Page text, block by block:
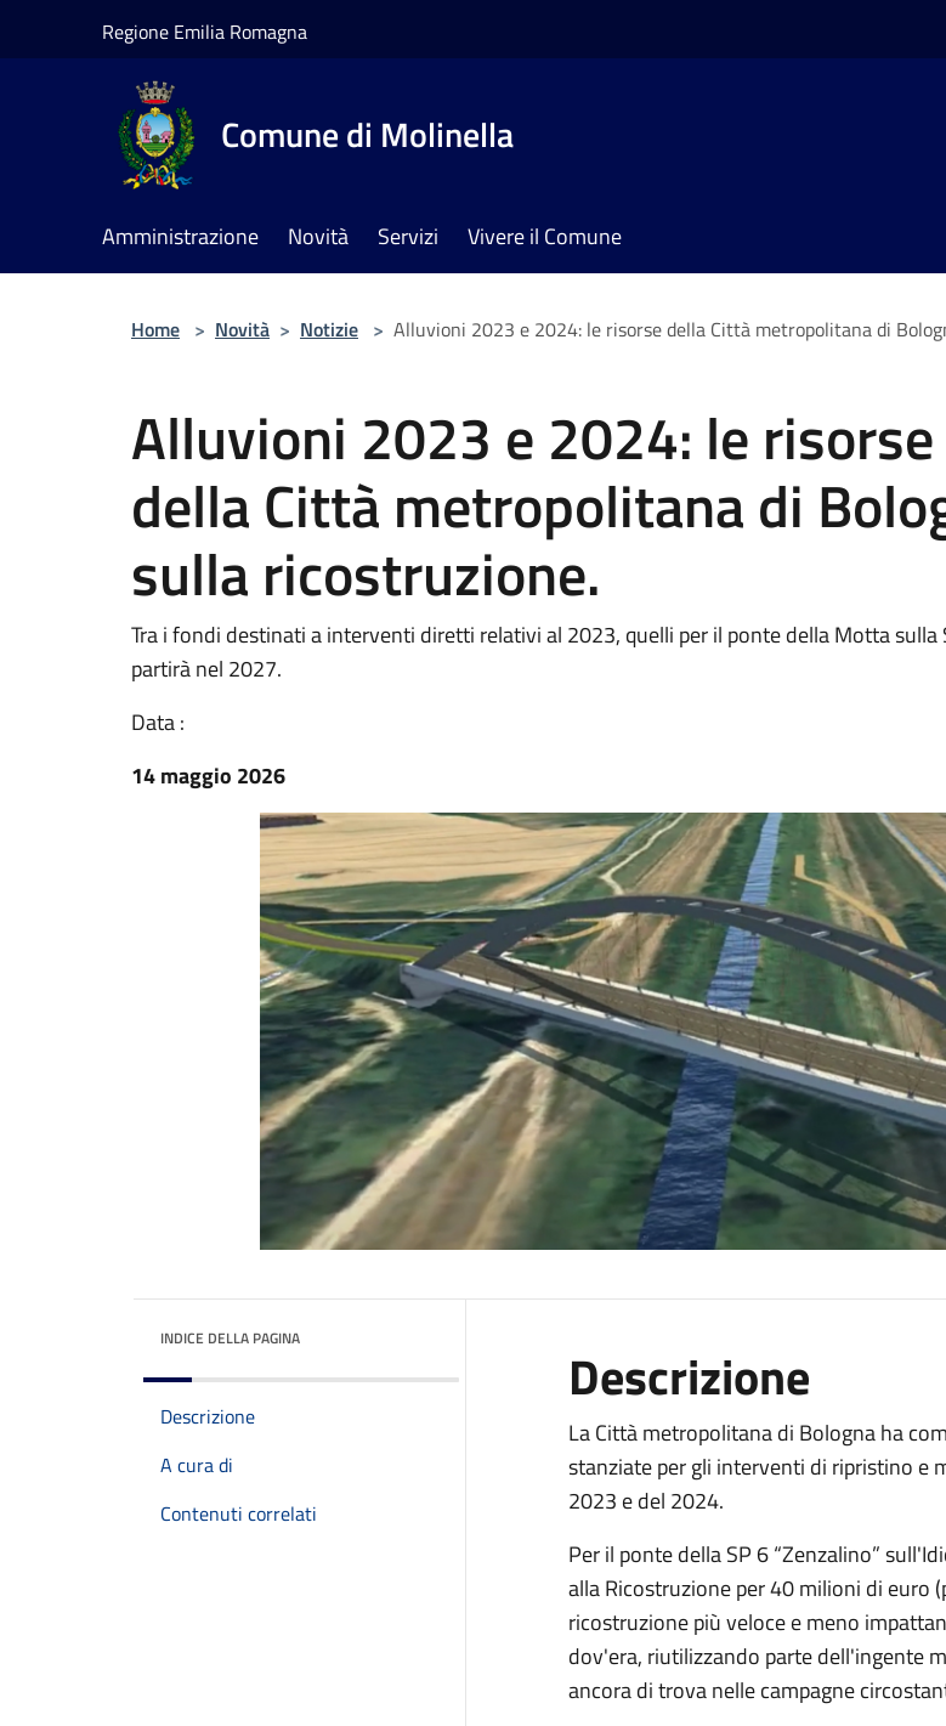
Regione Emilia Romagna
Comune di Molinella
Amministrazione Novità Servizi Vivere il Comune
Home > Novità > Notizie > Alluvioni 2023 e 2024: le risorse della Città metropolitana di
Alluvioni 2023 e 2024: le risorse
della Città metropolitana di
sulla ricostruzione.
Tra i fondi destinati a interventi diretti relativi al 2023, quelli per il ponte della Motta sulla
partirà nel 2027.
Data :
14 maggio 2026
INDICE DELLA PAGINA
Descrizione
A cura di
Contenuti correlati
Descrizione
La Città metropolitana di Bologna ha
stanziate per gli interventi di ripristino e
2023 e del 2024.
Per il ponte della SP 6 “Zenzalino”
alla Ricostruzione per 40 milioni di euro
ricostruzione più veloce e meno
dov'era, riutilizzando parte dell'ingente
ancora di trova nelle campagne